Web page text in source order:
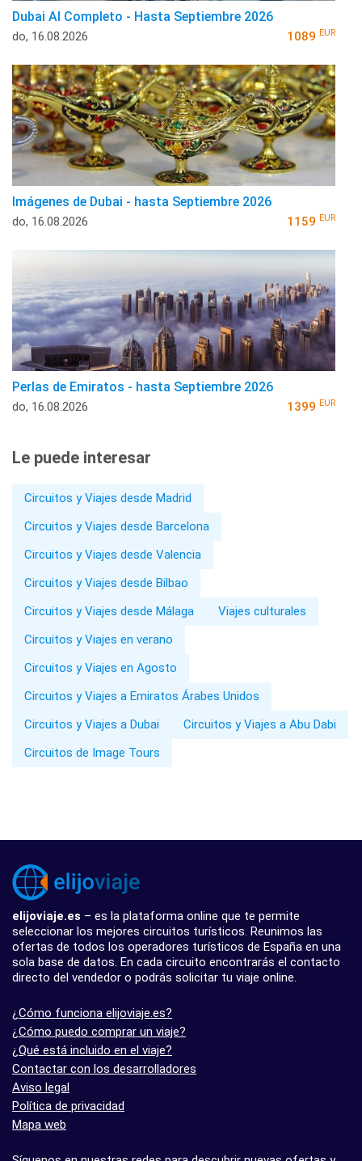
Dubai Al Completo - Hasta Septiembre 2026
do, 16.08.2026 1089 EUR
Imágenes de Dubai - hasta Septiembre 2026
do, 16.08.2026 1159 EUR
Perlas de Emiratos - hasta Septiembre 2026
do, 16.08.2026 1399 EUR
Le puede interesar
Circuitos y Viajes desde Madrid
Circuitos y Viajes desde Barcelona
Circuitos y Viajes desde Valencia
Circuitos y Viajes desde Bilbao
Circuitos y Viajes desde Málaga
Viajes culturales
Circuitos y Viajes en verano
Circuitos y Viajes en Agosto
Circuitos y Viajes a Emiratos Árabes Unidos
Circuitos y Viajes a Dubai
Circuitos y Viajes a Abu Dabi
Circuitos de Image Tours
elijoviaje.es – es la plataforma online que te permite
seleccionar los mejores circuitos turísticos. Reunimos las
ofertas de todos los operadores turísticos de España en una
sola base de datos. En cada circuito encontrarás el contacto
directo del vendedor o podrás solicitar tu viaje online.
¿Cómo funciona elijoviaje.es?
¿Cómo puedo comprar un viaje?
¿Qué está incluido en el viaje?
Contactar con los desarrolladores
Aviso legal
Política de privacidad
Mapa web